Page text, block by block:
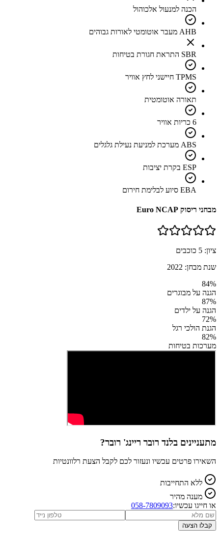
הכנה למנעול אלכוהול
AHB מעבר אוטומטי לאורות גבוהים
SBR התראת חגורת בטיחות
TPMS חיישני לחץ אוויר
תאורה אוטומטית
6 כריות אוויר
ABS מערכת למניעת נעילת גלגלים
ESP בקרת יציבות
EBA סיוע לבלימת חירום
מבחני ריסוק Euro NCAP
ציון: 5 כוכבים
שנת מבחן: 2022
84%
הגנה על מבוגרים
87%
הגנה על ילדים
72%
הגנת הולכי רגל
82%
מערכות בטיחות
מתעניינים בלנד רובר ריינג' רובר?
השאירו פרטים עכשיו ונעזור לכם לקבל הצעת רלוונטיות
ללא התחייבות
מענה מהיר
או חייגו עכשיו:058-7809093
קבלו הצעה